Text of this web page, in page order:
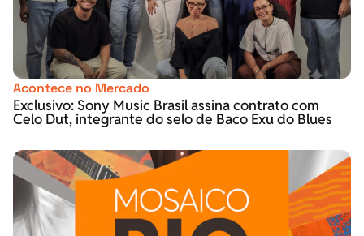
Acontece no Mercado
Exclusivo: Sony Music Brasil assina contrato com
Celo Dut, integrante do selo de Baco Exu do Blues